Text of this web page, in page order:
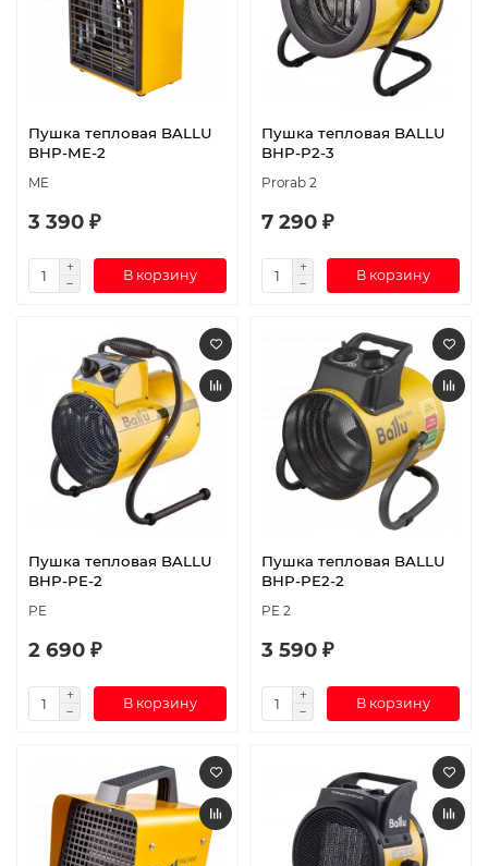
Пушка тепловая BALLU
BHP-ME-2
ME
3 390 ₽
В корзину
Пушка тепловая BALLU
BHP-P2-3
Prorab 2
7 290 ₽
В корзину
Пушка тепловая BALLU
BHP-PE-2
PE
2 690 ₽
В корзину
Пушка тепловая BALLU
BHP-PE2-2
PE 2
3 590 ₽
В корзину